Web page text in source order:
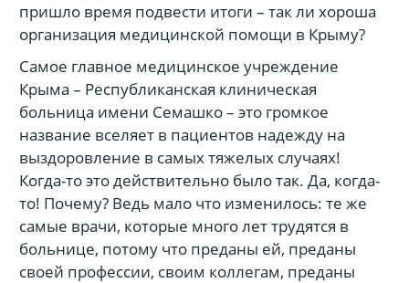
пришло время подвести итоги – так ли хороша
организация медицинской помощи в Крыму?
Самое главное медицинское учреждение
Крыма – Республиканская клиническая
больница имени Семашко – это громкое
название вселяет в пациентов надежду на
выздоровление в самых тяжелых случаях!
Когда-то это действительно было так. Да, когда-
то! Почему? Ведь мало что изменилось: те же
самые врачи, которые много лет трудятся в
больнице, потому что преданы ей, преданы
своей профессии, своим коллегам, преданы